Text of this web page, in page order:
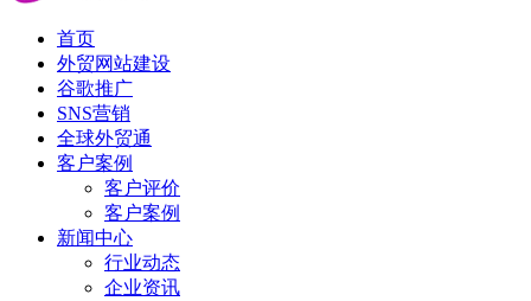
首页
外贸网站建设
谷歌推广
SNS营销
全球外贸通
客户案例
客户评价
客户案例
新闻中心
行业动态
企业资讯